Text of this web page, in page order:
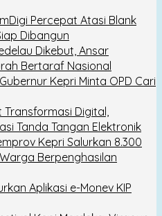
Percepat Atasi Blank
Dibangun
Dikebut, Ansar
Bertaraf Nasional
Kepri Minta OPD Cari
Digital,
Tanda Tangan Elektronik
Kepri Salurkan 8.300
Berpenghasilan
Aplikasi e-Monev KIP